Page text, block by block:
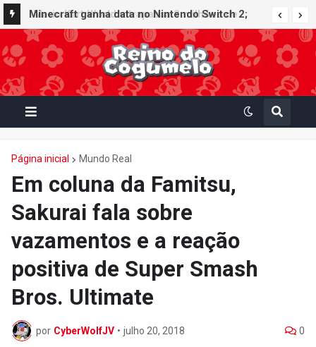
Minecraft ganha data no Nintendo Switch 2;
Super Mario Mash-Up receberá atualização
gráfica exclusiva
Página inicial Mundo Real
Em coluna da Famitsu,
Sakurai fala sobre
vazamentos e a reação
positiva de Super Smash
Bros. Ultimate
por CyberWolfJV • julho 20, 2018 0